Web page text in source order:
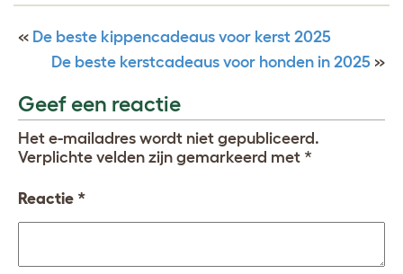
« De beste kippencadeaus voor kerst 2025
De beste kerstcadeaus voor honden in 2025 »
Geef een reactie
Het e-mailadres wordt niet gepubliceerd.
Verplichte velden zijn gemarkeerd met *
Reactie *